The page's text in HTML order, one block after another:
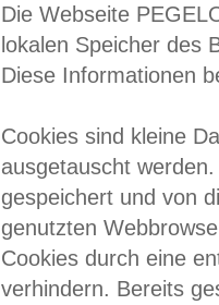
Die Webseite
lokalen Speicher des
Diese Informationen
Cookies sind kleine
ausgetauscht
gespeichert und von
genutzten
Cookies durch eine
verhindern. Bereits